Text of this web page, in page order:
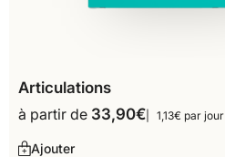
Articulations
à partir de 33,90€ 1,13€ par jour
Ajouter